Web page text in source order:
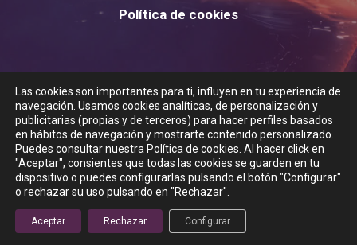
Política de cookies
twitter instagram
© 2026 XTREME WORLD.
Las cookies son importantes para ti, influyen en tu experiencia de
navegación. Usamos cookies analíticas, de personalización y
publicitarias (propias y de terceros) para hacer perfiles basados
en hábitos de navegación y mostrarte contenido personalizado.
Puedes consultar nuestra Política de cookies. Al hacer click en
"Aceptar", consientes que todas las cookies se guarden en tu
dispositivo o puedes configurarlas pulsando el botón "Configurar"
o rechazar su uso pulsando en "Rechazar".
Aceptar Rechazar Configurar